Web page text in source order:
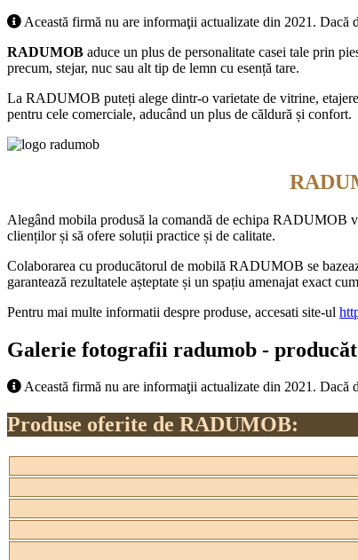
Această firmă nu are informaţii actualizate din 2021. Dacă
RADUMOB aduce un plus de personalitate casei tale prin
precum, stejar, nuc sau alt tip de lemn cu esență tare.
La RADUMOB puteți alege dintr-o varietate de vitrine,
pentru cele comerciale, aducând un plus de căldură și confort.
Alegând mobila produsă la comandă de echipa RADUMOB
clienților și să ofere soluții practice și de calitate.
Colaborarea cu producătorul de mobilă RADUMOB se
garantează rezultatele așteptate și un spațiu amenajat exact
Pentru mai multe informatii despre produse, accesati site-ul
Galerie fotografii radumob -
Această firmă nu are informaţii actualizate din 2021. Dacă
Produse oferite de RADUMOB: